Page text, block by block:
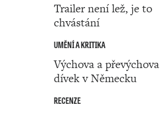
Trailer není lež, je to
chvástání
UMĚNÍ A KRITIKA
Výchova a převýchova
dívek v Německu
RECENZE